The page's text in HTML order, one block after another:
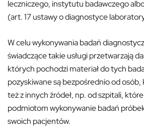
leczniczego, instytutu badawczego
(art. 17 ustawy o diagnostyce
W celu wykonywania badań
świadczące takie usługi przetwarzają
których pochodzi materiał do tych
pozyskiwane są bezpośrednio od
też z innych źródeł, np. od szpitali,
podmiotom wykonywanie badań
swoich pacjentów.